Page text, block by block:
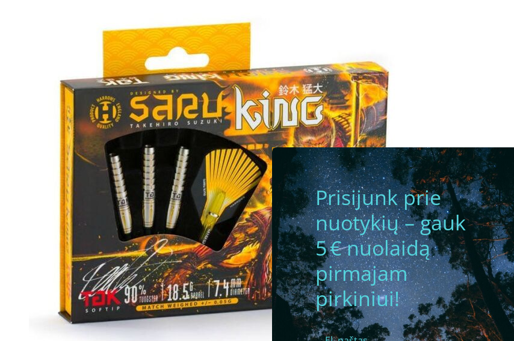
Prisijunk prie
nuotykių – gauk
5 € nuolaidą
pirmajam
pirkiniui!